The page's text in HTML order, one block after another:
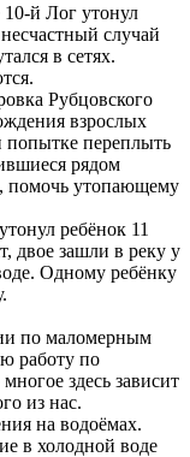
10-й Лог утонул
случай
в сетях.
Рубцовского
взрослых
попытке переплыть
рядом
помочь утопающему
ребёнок 11
двое зашли в реку у
Одному ребёнку
по маломерным
работу по
здесь зависит
из нас.
на водоёмах.
в холодной воде